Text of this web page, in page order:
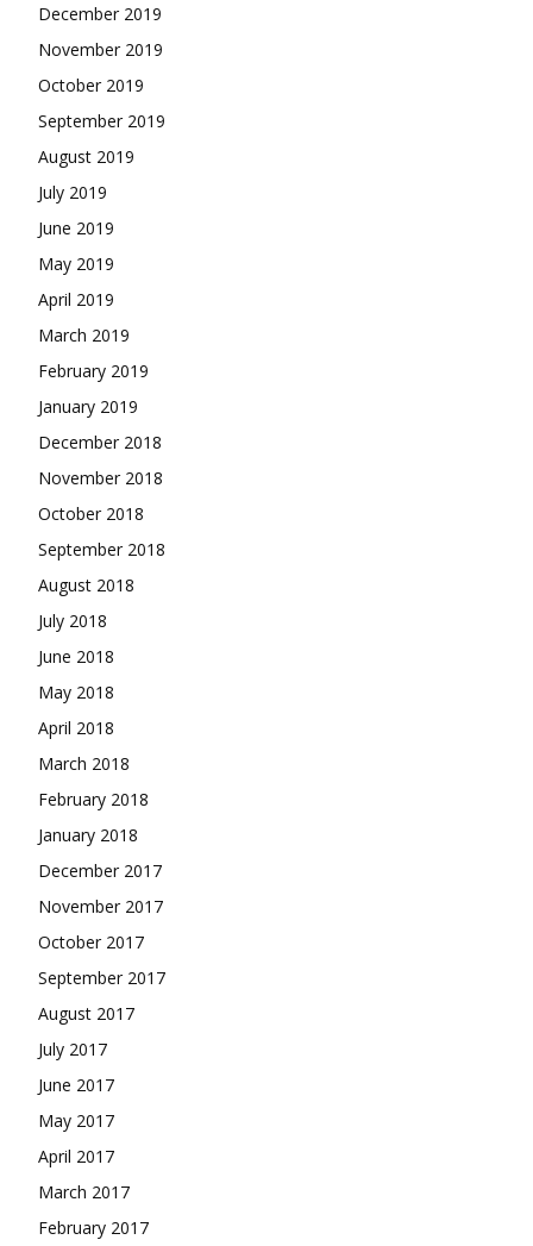
December 2019
November 2019
October 2019
September 2019
August 2019
July 2019
June 2019
May 2019
April 2019
March 2019
February 2019
January 2019
December 2018
November 2018
October 2018
September 2018
August 2018
July 2018
June 2018
May 2018
April 2018
March 2018
February 2018
January 2018
December 2017
November 2017
October 2017
September 2017
August 2017
July 2017
June 2017
May 2017
April 2017
March 2017
February 2017